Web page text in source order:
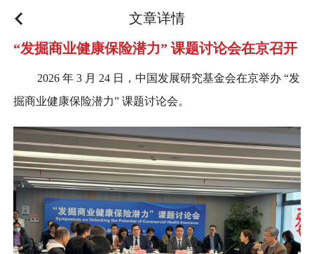
文章详情
“发掘商业健康保险潜力” 课题讨论会在京召开
2026 年 3 月 24 日，中国发展研究基金会在京举办 “发
掘商业健康保险潜力” 课题讨论会。